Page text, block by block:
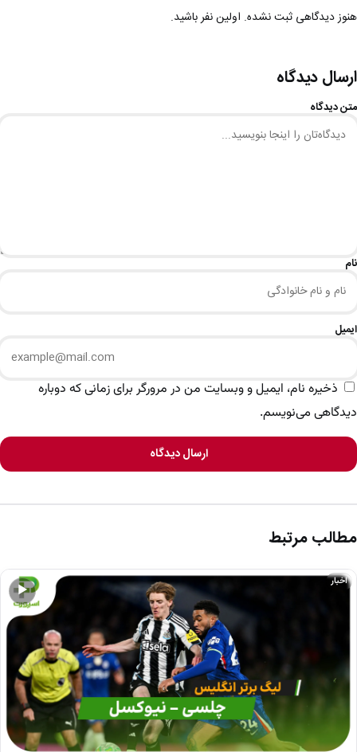
هنوز دیدگاهی ثبت نشده. اولین نفر باشید.
ارسال دیدگاه
متن دیدگاه
نام
ایمیل
ذخیره نام، ایمیل و وبسایت من در مرورگر برای زمانی که دوباره
دیدگاهی می‌نویسم.
ارسال دیدگاه
مطالب مرتبط
▶
اخبار